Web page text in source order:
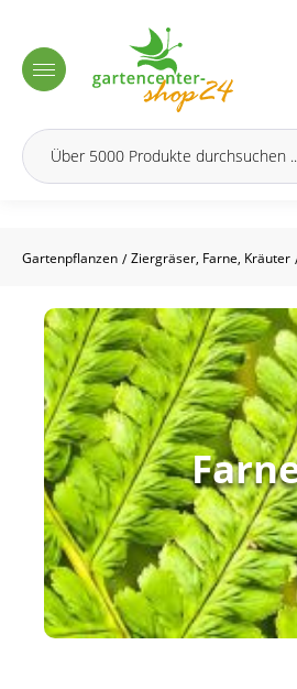
Gartenpflanzen / Ziergräser, Farne, Kräuter